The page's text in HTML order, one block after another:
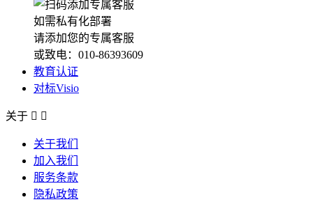
如需私有化部署
请添加您的专属客服
或致电：010-86393609
教育认证
对标Visio
关于  
关于我们
加入我们
服务条款
隐私政策